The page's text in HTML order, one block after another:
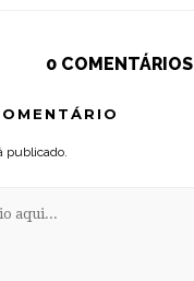
0 COMENTÁRIOS
publicado.